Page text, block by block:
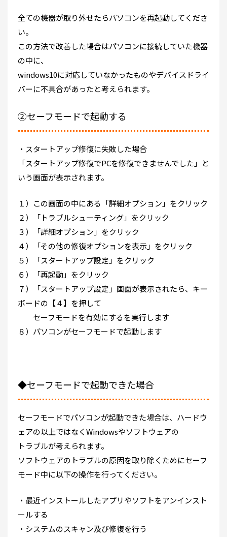
全ての機器が取り外せたらパソコンを再起動してくださ
い。
この方法で改善した場合はパソコンに接続していた機器
の中に、
windows10に対応していなかったものやデバイスドライ
バーに不具合があったと考えられます。
②セーフモードで起動する
・スタートアップ修復に失敗した場合
「スタートアップ修復でPCを修復できませんでした」と
いう画面が表示されます。
１）この画面の中にある「詳細オプション」をクリック
２）「トラブルシューティング」をクリック
３）「詳細オプション」をクリック
４）「その他の修復オプションを表示」をクリック
５）「スタートアップ設定」をクリック
６）「再起動」をクリック
７）「スタートアップ設定」画面が表示されたら、キー
ボードの【４】を押して
セーフモードを有効にするを実行します
８）パソコンがセーフモードで起動します
◆セーフモードで起動できた場合
セーフモードでパソコンが起動できた場合は、ハードウ
ェアの以上ではなくWindowsやソフトウェアの
トラブルが考えられます。
ソフトウェアのトラブルの原因を取り除くためにセーフ
モード中に以下の操作を行ってください。
・最近インストールしたアプリやソフトをアンインスト
ールする
・システムのスキャン及び修復を行う